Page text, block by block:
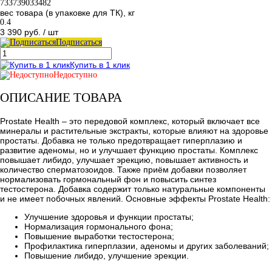
733739033482
вес товара (в упаковке для ТК), кг
0.4
3 390 руб. / шт
Подписаться
Купить в 1 клик
Недоступно
ОПИСАНИЕ ТОВАРА
Prostate Health – это передовой комплекс, который включает все
минералы и растительные экстракты, которые влияют на здоровье
простаты. Добавка не только предотвращает гиперплазию и
развитие аденомы, но и улучшает функцию простаты. Комплекс
повышает либидо, улучшает эрекцию, повышает активность и
количество сперматозоидов. Также приём добавки позволяет
нормализовать гормональный фон и повысить синтез
тестостерона. Добавка содержит только натуральные компоненты
и не имеет побочных явлений. Основные эффекты Prostate Health:
Улучшение здоровья и функции простаты;
Нормализация гормонального фона;
Повышение выработки тестостерона;
Профилактика гиперплазии, аденомы и других заболеваний;
Повышение либидо, улучшение эрекции.